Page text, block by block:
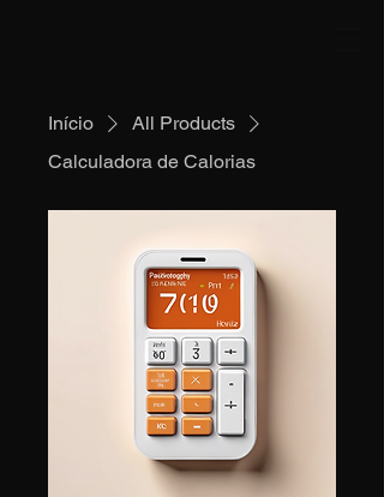
Início
All Products
Calculadora de Calorias